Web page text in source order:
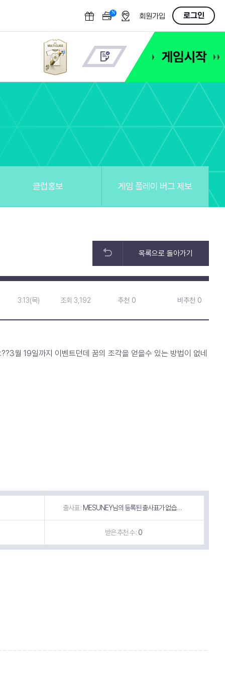
N OFF회원가입 로그인
클럽홍보 게임 플레이 버그 제보
목록으로 돌아가기
3.13(목) 조회 3,192 추천 0 비추천 0
월 19일까지 이벤트던데 꿈의 조각을 얻을수 있는 방법이 없네
출사표 : MESUNEY님의 등록된 출사표가 없습니다.
받은 추천 수 : 0